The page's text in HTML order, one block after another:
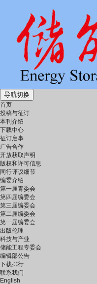
导航切换
首页
投稿与征订
本刊介绍
下载中心
征订启事
广告合作
开放获取声明
版权和许可信息
同行评议细节
编委介绍
第一届青委会
第四届编委会
第三届编委会
第二届编委会
第一届编委会
出版伦理
科技与产业
储能工程专委会
编辑部公告
下载排行
联系我们
English